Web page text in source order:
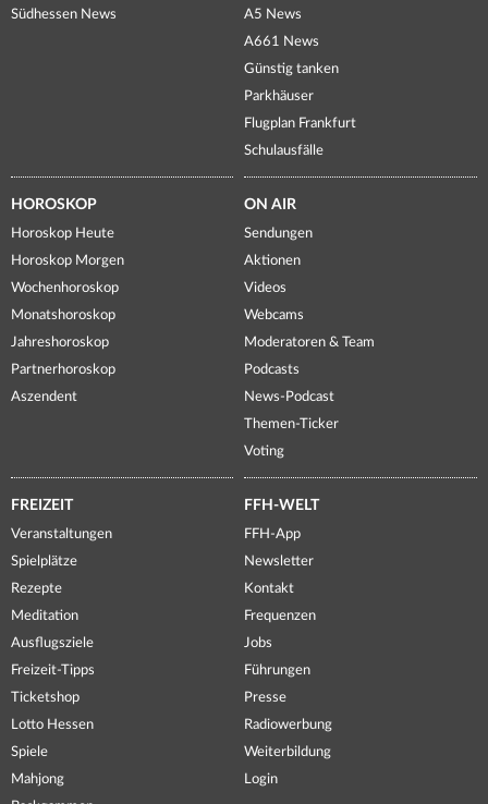
Südhessen News
A5 News
A661 News
Günstig tanken
Parkhäuser
Flugplan Frankfurt
Schulausfälle
HOROSKOP
Horoskop Heute
Horoskop Morgen
Wochenhoroskop
Monatshoroskop
Jahreshoroskop
Partnerhoroskop
Aszendent
ON AIR
Sendungen
Aktionen
Videos
Webcams
Moderatoren & Team
Podcasts
News-Podcast
Themen-Ticker
Voting
FREIZEIT
Veranstaltungen
Spielplätze
Rezepte
Meditation
Ausflugsziele
Freizeit-Tipps
Ticketshop
Lotto Hessen
Spiele
Mahjong
FFH-WELT
FFH-App
Newsletter
Kontakt
Frequenzen
Jobs
Führungen
Presse
Radiowerbung
Weiterbildung
Login